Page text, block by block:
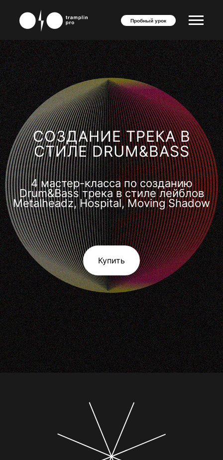
Пробный урок
СОЗДАНИЕ ТРЕКА В
СТИЛЕ DRUM&BASS
4 мастер-класса по созданию
Drum&Bass трека в стиле лейблов
Metalheadz, Hospital, Moving Shadow
Купить